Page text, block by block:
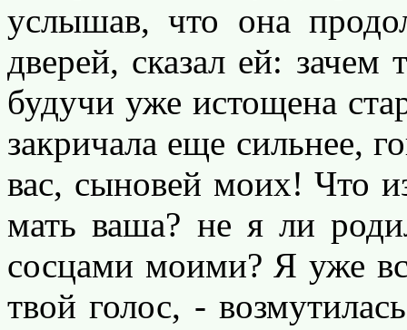
услышав, что она
дверей, сказал ей:
будучи уже истощена
закричала еще сильнее,
вас, сыновей моих! Что
мать ваша? не я ли
сосцами моими? Я уже
твой голос, -